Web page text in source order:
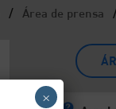
/ Área de prensa
×